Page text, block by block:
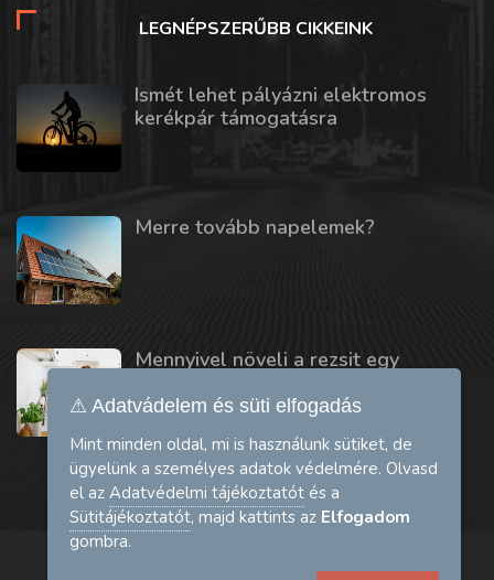
LEGNÉPSZERŰBB CIKKEINK
Ismét lehet pályázni elektromos
kerékpár támogatásra
Merre tovább napelemek?
Mennyivel növeli a rezsit egy
A bankkártyás fizetést a Barion.com biztosítja:
⚠ Adatvádelem és süti elfogadás
Mint minden oldal, mi is használunk sütiket, de
ügyelünk a személyes adatok védelmére. Olvasd
el az Adatvédelmi tájékoztatót és a
Sütitájékoztatót, majd kattints az Elfogadom
gombra.